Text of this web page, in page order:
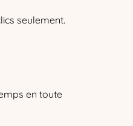
seulement.
en toute